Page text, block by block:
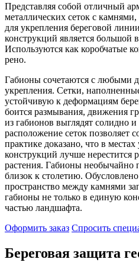
Представляя собой отличный
металлических сеток с
для укрепления береговой
конструкций является большой
Используются как коробчатые
рено.
Габионы сочетаются с любыми
укрепления. Сетки,
устойчивую к деформациям
боится размывания, движения
из габионов выглядят солидно
расположение сеток позволяет
практике доказано, что в
конструкций лучше нерестится
растения. Габионы
близок к столетию.
пространство между камнями
габионы не только в единую
частью ландшафта.
Оформить заказ Спросить
Береговая защита